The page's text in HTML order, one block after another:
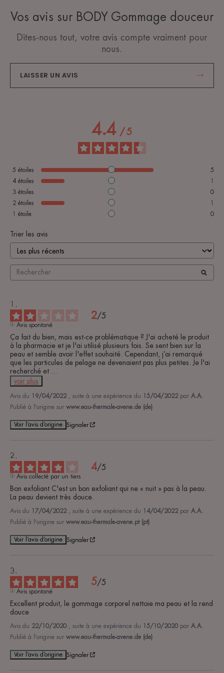
Vos avis sur BODY Gommage douceur
Dites-nous tout, votre avis compte vraiment pour
nous.
LAISSER UN AVIS
4.4 /5
5 étoiles
5
4 étoiles
1
3 étoiles
0
2 étoiles
1
1 étoile 0
Trier les avis
2/5
Avis spontané
Ça fait du bien, mais est-ce problématique ? J'ai acheté le produit
à la pharmacie et je l'ai utilisé plusieurs fois. Se sent bien sur la
peau et semble avoir l'effet souhaité. Cependant, j’ai remarqué
que les particules de pelage ne devenaient pas plus petites. Je l'ai
recherché et
voir plus
Avis du 19/04/2022 , suite à une expérience du 15/04/2022 par A.A.
Publié à l'origine sur www.eau-thermale-avene.de (de)
Voir l’avis d’origine Signaler
4/5
Avis collecté par un tiers
Bon exfoliant C'est un bon exfoliant qui ne « nuit » pas à la peau.
La peau devient très douce.
Avis du 17/04/2022 , suite à une expérience du 14/04/2022 par A.A.
Publié à l'origine sur www.eau-thermale-avene.pt (pt)
Voir l’avis d’origine Signaler
5/5
Avis spontané
Excellent produit, le gommage corporel nettoie ma peau et la rend
douce
Avis du 22/10/2020 , suite à une expérience du 15/10/2020 par A.A.
Publié à l'origine sur www.eau-thermale-avene.de (de)
Voir l’avis d’origine Signaler